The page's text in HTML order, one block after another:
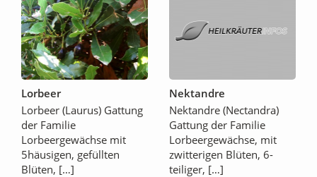
Lorbeer
Lorbeer (Laurus) Gattung
der Familie
Lorbeergewächse mit
5häusigen, gefüllten
Blüten, […]
Nektandre
Nektandre (Nectandra)
Gattung der Familie
Lorbeergewächse, mit
zwitterigen Blüten, 6-
teiliger, […]